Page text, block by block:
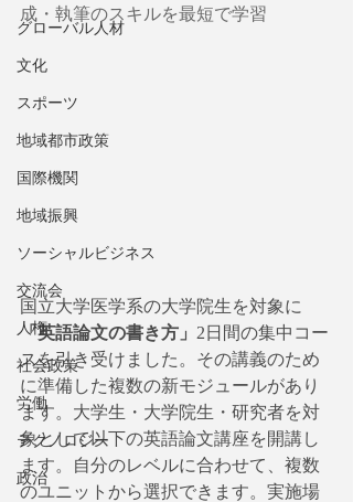
グローバル人材
文化
スポーツ
地域都市政策
国際機関
地域振興
ソーシャルビジネス
交流会
人権
社会政策
労働
テクノロジー
政治
成・執筆のスキルを最短で学習
国立大学医学系の大学院生を対象に
「英語論文の書き方」 2日間の集中コー
スを引き受けました。その講義のため
に準備した複数の新モジュールがあり
ます。大学生・大学院生・研究者を対
象として以下の英語論文講座を開講し
ます。自分のレベルに合わせて、複数
のユニットから選択できます。実施場